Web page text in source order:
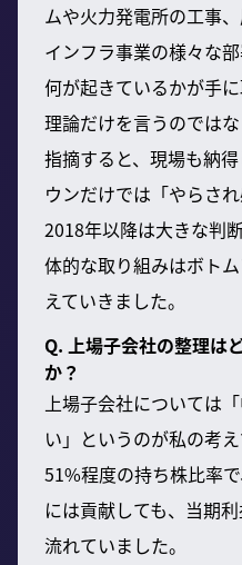
ムや火力発電所の工事
インフラ事業の様々な
何が起きているかが手
理論だけを言うのでは
指摘すると、現場も納
ウンだけでは「やらさ
2018年以降は大きな判
体的な取り組みはボト
えていきました。
Q. 上場子会社の整理は
か？
上場子会社については
い」というのが私の考
51%程度の持ち株比率
には貢献しても、当期
流れていました。